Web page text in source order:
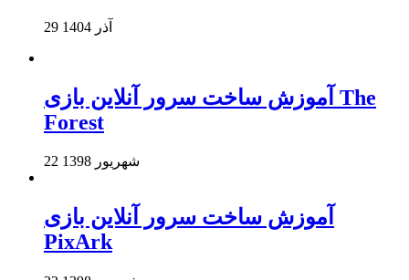
29 آذر 1404
آموزش ساخت سرور آنلاین بازی The
Forest
22 شهریور 1398
آموزش ساخت سرور آنلاین بازی
PixArk